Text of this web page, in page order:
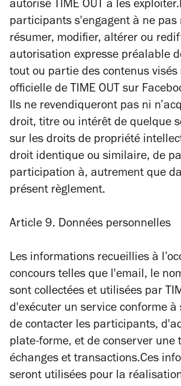
autorisé TIME OUT à les
participants s'engagent à ne pas
résumer, modifier, altérer ou
autorisation expresse préalable
tout ou partie des contenus visés
officielle de TIME OUT sur
Ils ne revendiqueront pas ni
droit, titre ou intérêt de quelque
sur les droits de propriété
droit identique ou similaire, de
participation à, autrement que
présent règlement.
Article 9. Données personnelles
Les informations recueillies à
concours telles que l'email, le
sont collectées et utilisées par
d'exécuter un service conforme à
de contacter les participants,
plate-forme, et de conserver une
échanges et transactions.Ces
seront utilisées pour la